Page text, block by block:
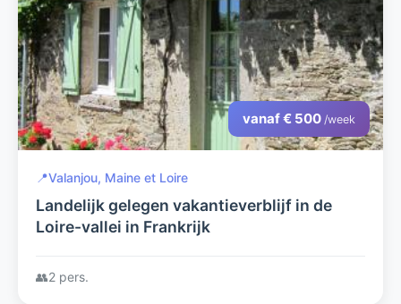
vanaf € 500 /week
📍Valanjou, Maine et Loire
Landelijk gelegen vakantieverblijf in de
Loire-vallei in Frankrijk
👥2 pers.